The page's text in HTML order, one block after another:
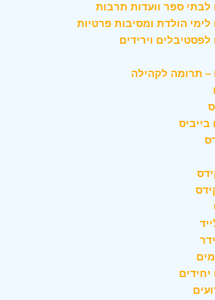
ספר וועדות תרבות
הולדת ומסיבות פרטיות
וירידים
תרומה לקהילה
בייביס